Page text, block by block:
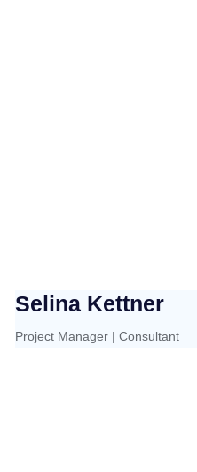
Selina Kettner
Project Manager | Consultant